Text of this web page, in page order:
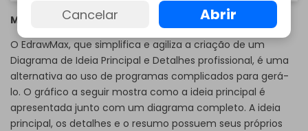
Modelo 3: Gráfico de detalhes complementares
O EdrawMax, que simplifica e agiliza a criação de um
Diagrama de Ideia Principal e Detalhes profissional, é uma
alternativa ao uso de programas complicados para gerá-
lo. O gráfico a seguir mostra como a ideia principal é
apresentada junto com um diagrama completo. A ideia
principal, os detalhes e o resumo possuem seus próprios
Cancelar Abrir